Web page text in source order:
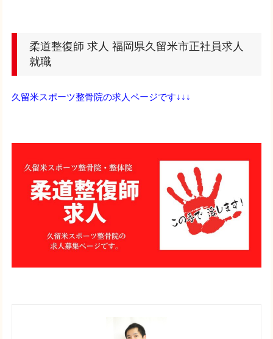
柔道整復師 求人 福岡県久留米市正社員求人
就職
久留米スポーツ整骨院の求人ページです↓↓↓